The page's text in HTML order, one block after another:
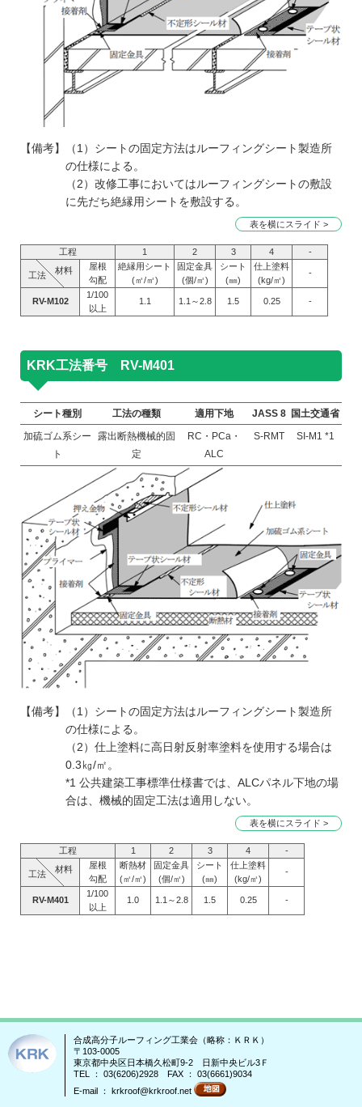
【備考】（1）シートの固定方法はルーフィングシート製造所
の仕様による。
（2）改修工事においてはルーフィングシートの敷設
に先だち絶縁用シートを敷設する。
表を横にスライド >
工程 1 2 3 4 -
工法 材料
屋根
勾配
絶縁用シート
(㎡/㎡)
固定金具
(個/㎡)
シート
(㎜)
仕上塗料
(kg/㎡)
-
RV-M102
1/100
以上
1.1 1.1～2.8 1.5 0.25 -
KRK工法番号 RV-M401
シート種別 工法の種類 適用下地 JASS 8 国土交通省
加硫ゴム系シー
ト
露出断熱機械的固
定
RC・PCa・
ALC
S-RMT SI-M1 *1
【備考】（1）シートの固定方法はルーフィングシート製造所
の仕様による。
（2）仕上塗料に高日射反射率塗料を使用する場合は
0.3㎏/㎡。
*1 公共建築工事標準仕様書では、ALCパネル下地の場
合は、機械的固定工法は適用しない。
表を横にスライド >
工程 1 2 3 4 -
工法 材料
屋根
勾配
断熱材
(㎡/㎡)
固定金具
(個/㎡)
シート
(㎜)
仕上塗料
(kg/㎡)
-
RV-M401
1/100
以上
1.0 1.1～2.8 1.5 0.25 -
合成高分子ルーフィング工業会（略称：ＫＲＫ）
〒103-0005
東京都中央区日本橋久松町9-2 日新中央ビル3Ｆ
TEL ： 03(6206)2928 FAX ： 03(6661)9034
E-mail ： krkroof@krkroof.net